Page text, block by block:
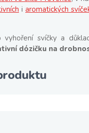
i aromatických
vyhoření svíčky a
dózičku na